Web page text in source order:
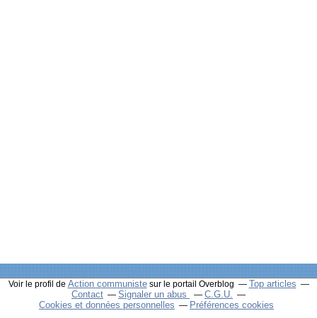
Voir le profil de Action communistesur le portail Overblog
Top articles
Contact
Signaler un abus
C.G.U.
Cookies et données personnelles
Préférences cookies